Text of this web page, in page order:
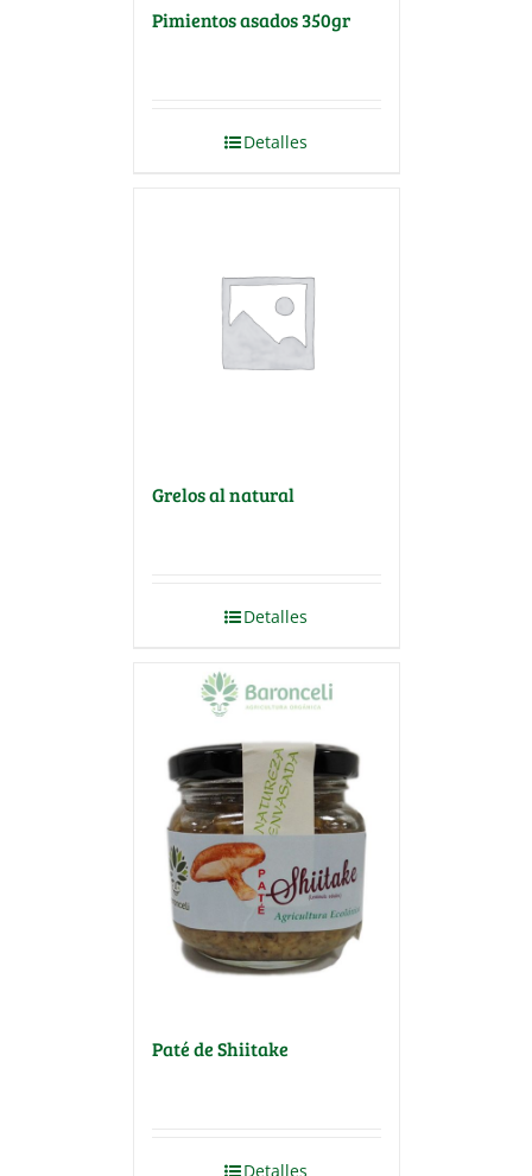
Pimientos asados 350gr
Detalles
Grelos al natural
Detalles
Paté de Shiitake
Detalles